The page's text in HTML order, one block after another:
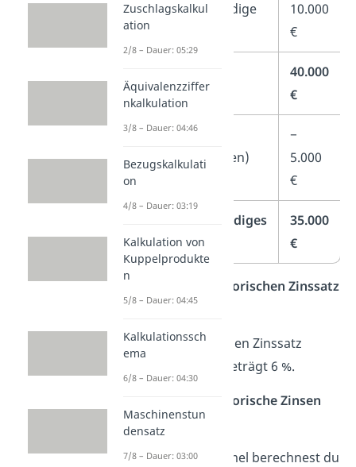
Betriebsnotwendige
Vorräte
10.000
€
Vermögen
40.000
€
− Abzugskapital
(Verbindlichkeiten)
−
5.000
€
Betriebsnotwendiges
Kapital
35.000
€
Schritt 2: Kalkulatorischen Zinssatz
festlegen
Die Aufgabe gibt den Zinssatz
bereits vor — er beträgt 6 %.
Schritt 3: Kalkulatorische Zinsen
berechnen
Mit der Grundformel berechnest du
Zuschlagskalkul
ation
2/8 – Dauer: 05:29
Äquivalenzziffer
nkalkulation
3/8 – Dauer: 04:46
Bezugskalkulati
on
4/8 – Dauer: 03:19
Kalkulation von
Kuppelprodukte
n
5/8 – Dauer: 04:45
Kalkulationssch
ema
6/8 – Dauer: 04:30
Maschinenstun
densatz
7/8 – Dauer: 03:00